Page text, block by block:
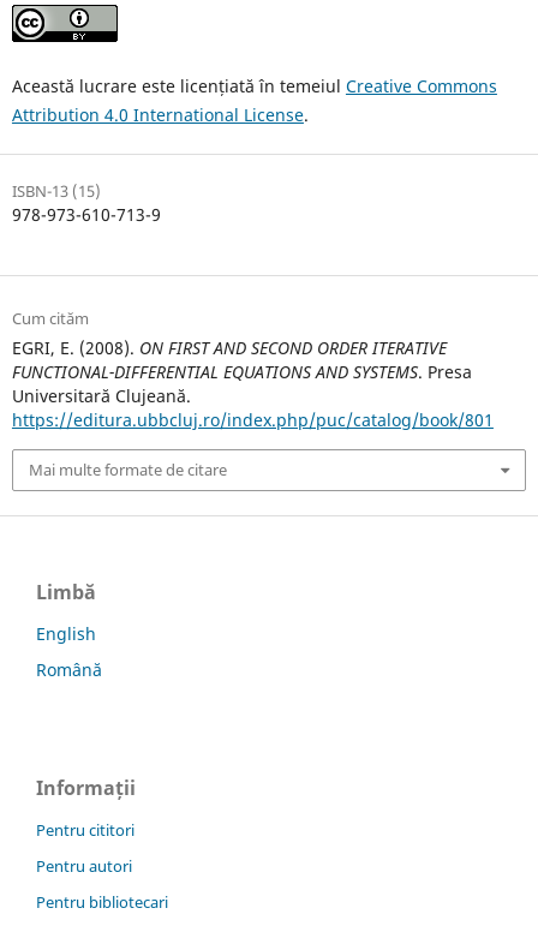
Această lucrare este licențiată în temeiul Creative Commons
Attribution 4.0 International License.
ISBN-13 (15)
978-973-610-713-9
Cum cităm
EGRI, E. (2008). ON FIRST AND SECOND ORDER ITERATIVE
FUNCTIONAL-DIFFERENTIAL EQUATIONS AND SYSTEMS. Presa
Universitară Clujeană.
https://editura.ubbcluj.ro/index.php/puc/catalog/book/801
Mai multe formate de citare
Limbă
English
Română
Informații
Pentru cititori
Pentru autori
Pentru bibliotecari